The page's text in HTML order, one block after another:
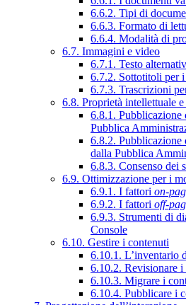
6.6.2. Tipi di
6.6.3. Formato di
6.6.4. Modalità di
6.7. Immagini e video
6.7.1. Testo
6.7.2. Sottotitoli per
6.7.3. Trascrizioni
6.8. Proprietà intellettuale
6.8.1. Pubblicazione
Pubblica
6.8.2.
dalla Pubblica
6.8.3. Consenso dei
6.9. Ottimizzazione per i
6.9.1. I fattori on-
6.9.2. I fattori off-
6.9.3. Strumenti di
Console
6.10. Gestire i contenuti
6.10.1. L’inventario
6.10.2. Revisionare i
6.10.3. Migrare i
6.10.4. Pubblicare i